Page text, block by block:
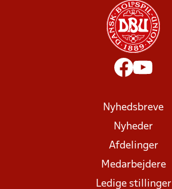
Nyhedsbreve
Nyheder
Afdelinger
Medarbejdere
Ledige stillinger